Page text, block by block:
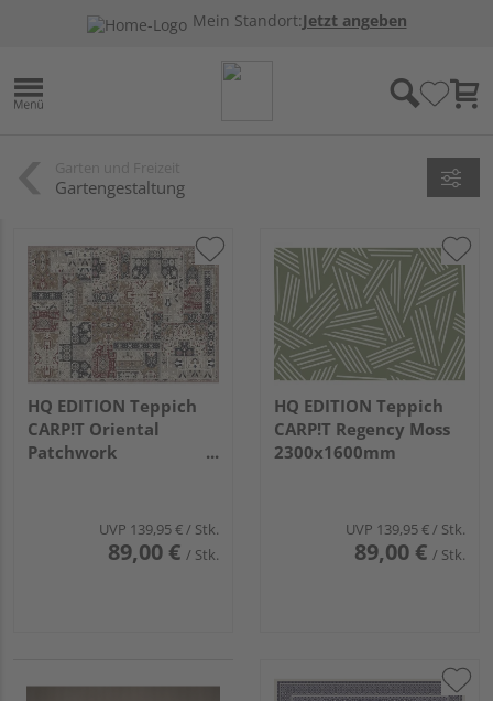
Mein Standort:Jetzt angeben
Gartengestaltung
HQ EDITION Teppich
CARP!T Oriental
Patchwork
UVP 139,95 €/ Stk.
89,00 € / Stk.
HQ EDITION Teppich
CARP!T Regency Moss
2300x1600mm
UVP 139,95 €/ Stk.
89,00 € / Stk.